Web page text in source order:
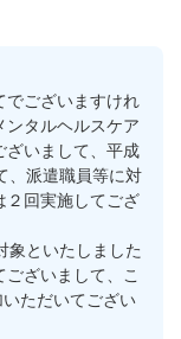
ございますけれ
ンタルヘルスケア
ざいまして、平成
、派遣職員等に対
２回実施してござ
象といたしました
ざいまして、こ
ただいてござい